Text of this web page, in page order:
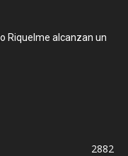
Riquelme alcanzan un
2882